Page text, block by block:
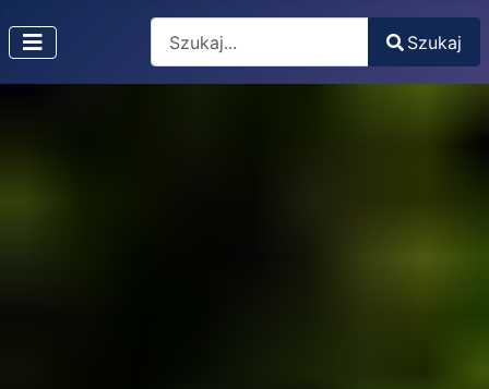
Type 2 or more characters for results.
Szukaj